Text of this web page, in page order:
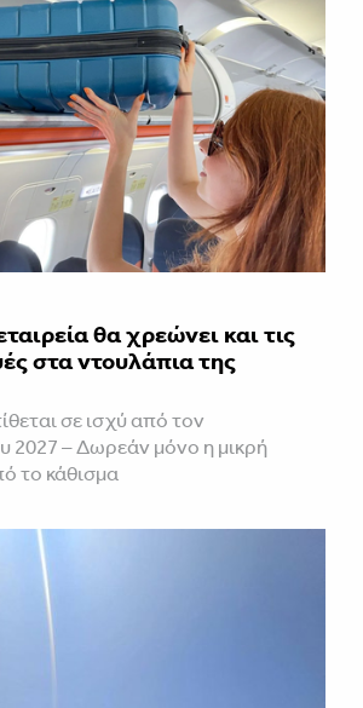
θα χρεώνει και τις
στα ντουλάπια της
σε ισχύ από τον
2027 – Δωρεάν μόνο η μικρή
το κάθισμα